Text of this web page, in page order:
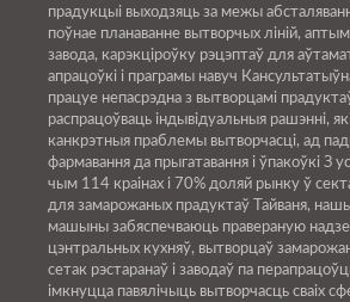
прадукцыі выходзяць за межы
поўнае планаванне вытворчых ліній,
завода, карэкціроўку рэцэптаў для
апрацоўкі і праграмы навуч
працуе непасрэдна з вытворцамі
распрацоўваць індывідуальныя рашэнні,
канкрэтныя праблемы вытворчасці, ад
фармавання да прыгатавання і ўпакоўкі З
чым 114 краінах і 70% доляй рынку ў
для замарожаных прадуктаў Тайваня,
машыны забяспечваюць правераную
цэнтральных кухняў, вытворцаў
сетак рэстаранаў і заводаў па
імкнуцца павялічыць вытворчасць сваіх